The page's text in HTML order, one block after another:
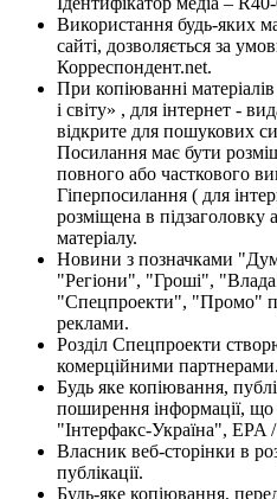
Використання будь-яких
сайті, дозволяється за
Корреспондент.net.
При копіюванні
і світу» , для інтернет -
відкрите для пошукових
Посилання має бути
повного або часткового
Гіперпосилання ( для
розміщена в підзаголовку
матеріалу.
Новини з позначками
"Регіони", "Гроші",
"Спецпроекти", "Промо"
реклами.
Розділ Спецпроекти
комерційними партнерами.
Будь яке копіювання,
поширення інформації, що
"Інтерфакс-Україна", EPA
Власник веб-сторінки в
публікації.
Будь-яке копіювання,